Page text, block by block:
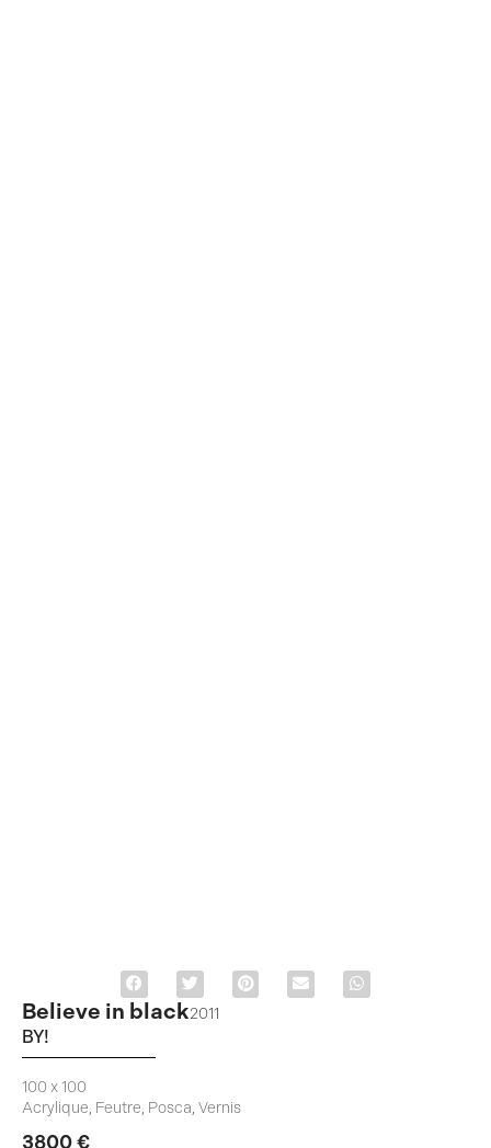
Believe in black2011
BY!
100 x 100
Acrylique, Feutre, Posca, Vernis
3800€